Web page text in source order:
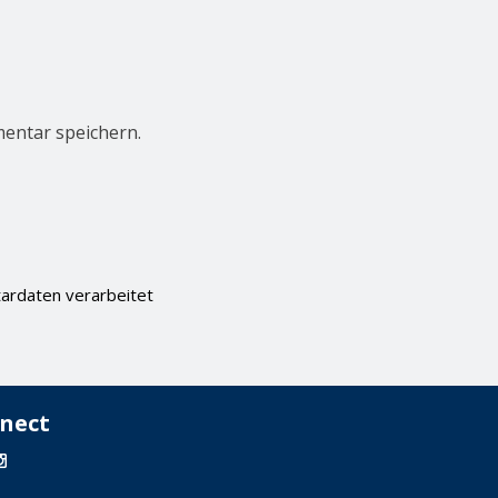
speichern.
verarbeitet